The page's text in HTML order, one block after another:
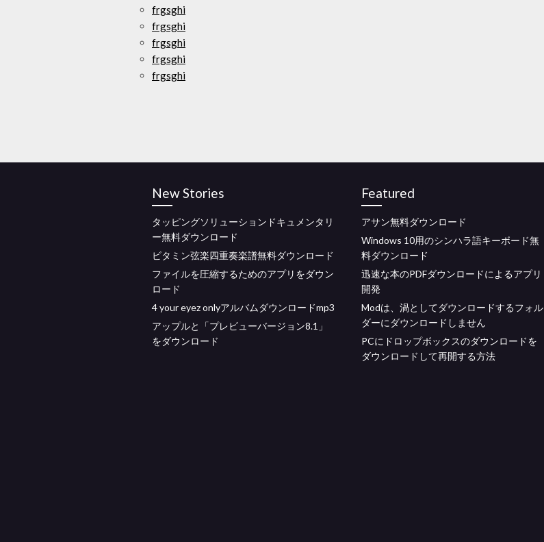
frgsghi
frgsghi
frgsghi
frgsghi
frgsghi
New Stories
タッピングソリューションドキュメンタリ
ー無料ダウンロード
ビタミン弦楽四重奏楽譜無料ダウンロード
ファイルを圧縮するためのアプリをダウン
ロード
4 your eyez onlyアルバムダウンロードmp3
アップルと「プレビューバージョン8.1」
をダウンロード
Featured
アサン無料ダウンロード
Windows 10用のシンハラ語キーボード無
料ダウンロード
迅速な本のPDFダウンロードによるアプリ
開発
Modは、渦としてダウンロードするフォル
ダーにダウンロードしません
PCにドロップボックスのダウンロードを
ダウンロードして再開する方法